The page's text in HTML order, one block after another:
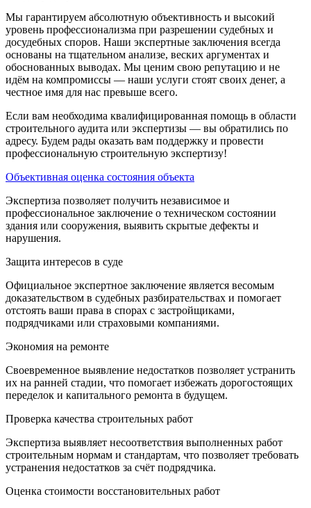
Мы гарантируем абсолютную объективность и высокий
уровень профессионализма при разрешении судебных и
досудебных споров. Наши экспертные заключения всегда
основаны на тщательном анализе, веских аргументах и
обоснованных выводах. Мы ценим свою репутацию и не
идём на компромиссы — наши услуги стоят своих денег, а
честное имя для нас превыше всего.
Если вам необходима квалифицированная помощь в области
строительного аудита или экспертизы — вы обратились по
адресу. Будем рады оказать вам поддержку и провести
профессиональную строительную экспертизу!
Объективная оценка состояния объекта
Экспертиза позволяет получить независимое и
профессиональное заключение о техническом состоянии
здания или сооружения, выявить скрытые дефекты и
нарушения.
Защита интересов в суде
Официальное экспертное заключение является весомым
доказательством в судебных разбирательствах и помогает
отстоять ваши права в спорах с застройщиками,
подрядчиками или страховыми компаниями.
Экономия на ремонте
Своевременное выявление недостатков позволяет устранить
их на ранней стадии, что помогает избежать дорогостоящих
переделок и капитального ремонта в будущем.
Проверка качества строительных работ
Экспертиза выявляет несоответствия выполненных работ
строительным нормам и стандартам, что позволяет требовать
устранения недостатков за счёт подрядчика.
Оценка стоимости восстановительных работ